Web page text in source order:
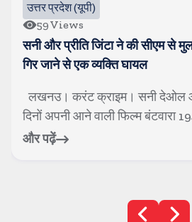
बॉलीवुड
65Views
गोंविदा और कोमल हुए स्पॉट, चल रहा
चल रही है खटपट
मुंबई। करंट क्राइम। 1990 के दशक के
वाले एक्टर गोविंदा अब फिल्मों में भले...
और पढ़ें